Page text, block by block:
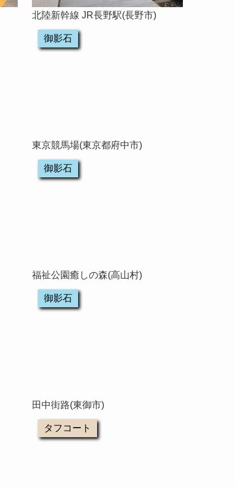
北陸新幹線 JR長野駅(長野市)
東京競馬場(東京都府中市)
御影石
福祉公園癒しの森(高山村)
御影石
田中街路(東御市)
御影石
タフコート